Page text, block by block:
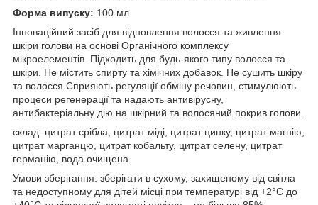
Форма випуску: 100 мл
Інноваційний засіб для відновлення волосся та живлення
шкіри голови на основі Органічного комплексу
мікроелементів. Підходить для будь-якого типу волосся та
шкіри. Не містить спирту та хімічних добавок. Не сушить шкіру
та волосся.Сприяють регуляції обміну речовин, стимулюють
процеси регенерації та надають антивірусну,
антибактеріальну дію на шкірний та волосяний покрив голови.
склад: цитрат срібла, цитрат міді, цитрат цинку, цитрат магнію,
цитрат марганцю, цитрат кобальту, цитрат селену, цитрат
германію, вода очищена.
Умови зберігання: зберігати в сухому, захищеному від світла
та недоступному для дітей місці при температурі від +2°С до